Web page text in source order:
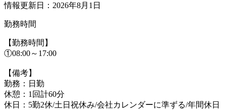
情報更新日：2026年8月1日
勤務時間
【勤務時間】
①08:00～17:00
【備考】
勤務：日勤
休憩：1回計60分
休日：5勤2休/土日祝休み/会社カレンダーに準ずる/年間休日